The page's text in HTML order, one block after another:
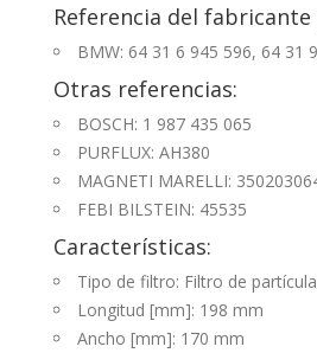
Referencia del fabricante
BMW: 64 31 6 945 596, 64 31
Otras referencias:
BOSCH: 1 987 435 065
PURFLUX: AH380
MAGNETI MARELLI:
FEBI BILSTEIN: 45535
Características:
Tipo de filtro: Filtro de
Longitud [mm]: 198 mm
Ancho [mm]: 170 mm